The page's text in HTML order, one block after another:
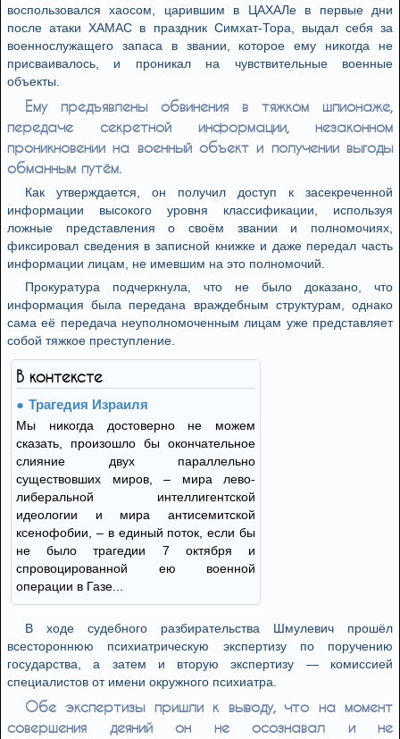
воспользовался хаосом, царившим в ЦАХАЛе в первые дни
после атаки ХАМАС в праздник Симхат-Тора, выдал себя за
военнослужащего запаса в звании, которое ему никогда не
присваивалось, и проникал на чувствительные военные
объекты.
Ему предъявлены обвинения в тяжком шпионаже,
передаче секретной информации, незаконном
проникновении на военный объект и получении выгоды
обманным путём.
Как утверждается, он получил доступ к засекреченной
информации высокого уровня классификации, используя
ложные представления о своём звании и полномочиях,
фиксировал сведения в записной книжке и даже передал часть
информации лицам, не имевшим на это полномочий.
Прокуратура подчеркнула, что не было доказано, что
информация была передана враждебным структурам, однако
сама её передача неуполномоченным лицам уже представляет
собой тяжкое преступление.
В контексте
Трагедия Израиля
Мы никогда достоверно не можем
сказать, произошло бы окончательное
слияние двух параллельно
существовших миров, – мира лево-
либеральной интеллигентской
идеологии и мира антисемитской
ксенофобии, – в единый поток, если бы
не было трагедии 7 октября и
спровоцированной ею военной
операции в Газе...
В ходе судебного разбирательства Шмулевич прошёл
всестороннюю психиатрическую экспертизу по поручению
государства, а затем и вторую экспертизу — комиссией
специалистов от имени окружного психиатра.
Обе экспертизы пришли к выводу, что на момент
совершения деяний он не осознавал и не